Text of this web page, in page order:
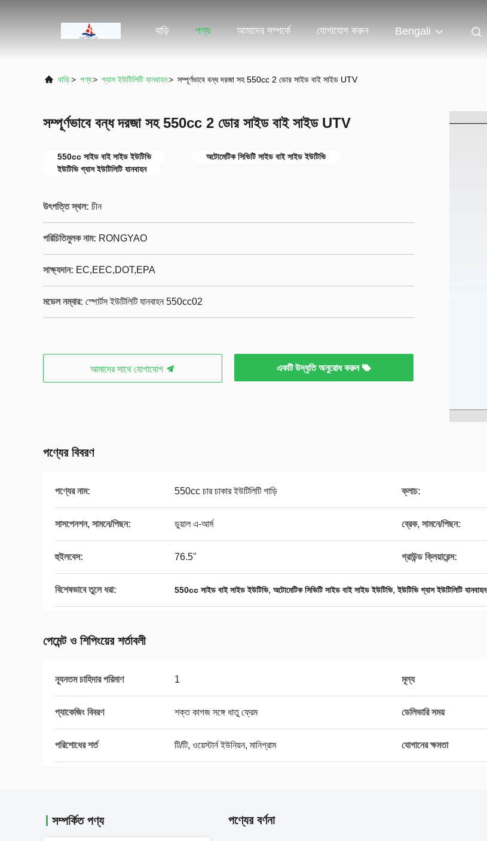
বাড়ি পণ্য আমাদের সম্পর্কে যোগাযোগ করুন Bengali
বাড়ি> পণ্য> গ্যাস ইউটিলিটি যানবাহন> সম্পূর্ণভাবে বন্ধ দরজা সহ 550cc 2 ডোর সাইড বাই সাইড UTV
সম্পূর্ণভাবে বন্ধ দরজা সহ 550cc 2 ডোর সাইড বাই সাইড UTV
550cc সাইড বাই সাইড ইউটিভি
অটোমেটিক সিভিটি সাইড বাই সাইড ইউটিভি
ইউটিভি গ্যাস ইউটিলিটি যানবাহন
উৎপত্তি স্থল: চীন
পরিচিতিমুলক নাম: RONGYAO
সাক্ষ্যদান: EC,EEC,DOT,EPA
মডেল নম্বার: স্পোর্টস ইউটিলিটি যানবাহন 550cc02
আমাদের সাথে যোগাযোগ একটি উদ্ধৃতি অনুরোধ করুন
পণ্যের বিবরণ
পণ্যের নাম: 550cc চার চাকার ইউটিলিটি গাড়ি ক্লাচ:
সাসপেনশন, সামনে/পিছন: ডুয়াল এ-আর্ম ব্রেক, সামনে/পিছন:
হুইলবেস: 76.5" গ্রাউন্ড ক্লিয়ারেন্স:
বিশেষভাবে তুলে ধরা: 550cc সাইড বাই সাইড ইউটিভি, অটোমেটিক সিভিটি সাইড বাই সাইড ইউটিভি,ইউটিভি গ্যাস ইউটিলিটি যানবাহন
পেমেন্ট ও শিপিংয়ের শর্তাবলী
ন্যূনতম চাহিদার পরিমাণ 1 মূল্য
প্যাকেজিং বিবরণ শক্ত কাগজ সঙ্গে ধাতু ফ্রেম ডেলিভারি সময়
পরিশোধের শর্ত টি/টি, ওয়েস্টার্ন ইউনিয়ন, মানিগ্রাম যোগানের ক্ষমতা
সম্পর্কিত পণ্য পণ্যের বর্ণনা